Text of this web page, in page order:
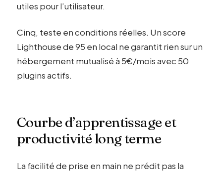
utiles pour l’utilisateur.
Cinq, teste en conditions réelles. Un score
Lighthouse de 95 en local ne garantit rien sur un
hébergement mutualisé à 5€/mois avec 50
plugins actifs.
Courbe d’apprentissage et
productivité long terme
La facilité de prise en main ne prédit pas la